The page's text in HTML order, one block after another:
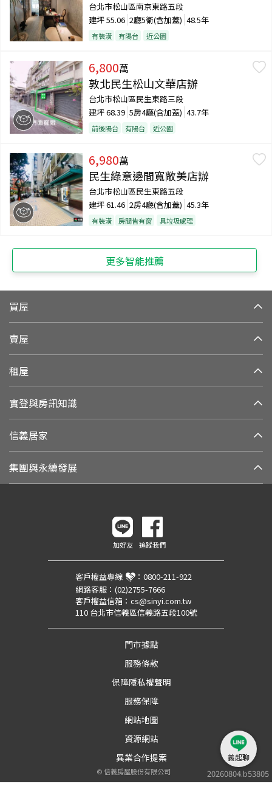
台北市松山區南京東路五段
建坪55.06 2廳5衛(含加蓋) 48.5年
有裝潢 有陽台 近公園
6,800萬
敦北民生松山文華店辦
台北市松山區民生東路三段
建坪68.39 5房4廳(含加蓋) 43.7年
前後陽台 有陽台 近公園
6,980萬
民生綠意邊間寬敞美店辦
台北市松山區民生東路五段
建坪61.46 2房4廳(含加蓋) 45.3年
有裝潢 房間皆有窗 具垃圾處理
更多智能推薦
買屋
賣屋
租屋
實登與房訊知識
信義居家
集團與永續發展
20260804.b53805
加好友 追蹤我們
客戶權益專線 ： 0800-211-922
網路客服： (02)2755-7666
客戶權益信箱： cs@sinyi.com.tw
110 台北市信義區信義路五段100號
門市據點
服務條款
保障隱私權聲明
服務保障
網站地圖
資源網站
異業合作提案
©信義房屋股份有限公司
義起聊